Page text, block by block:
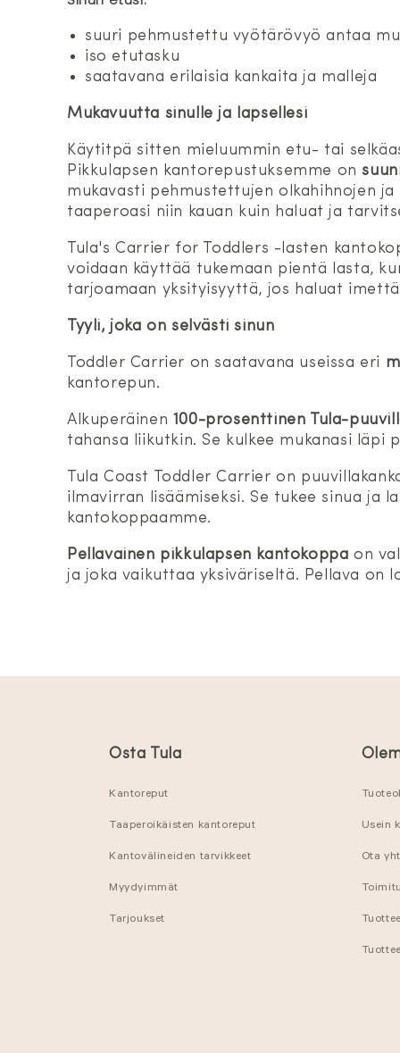
suuri pehmustettu vyötärövyö antaa
iso etutasku
saatavana erilaisia kankaita ja malleja
Mukavuutta sinulle ja lapsellesi
Käytitpä sitten mieluummin etu- tai
Pikkulapsen kantorepustuksemme on
mukavasti pehmustettujen olkahihnojen
taaperoasi niin kauan kuin haluat ja
Tula's Carrier for Toddlers -lasten
voidaan käyttää tukemaan pientä lasta,
tarjoamaan yksityisyyttä, jos haluat
Tyyli, joka on selvästi sinun
Toddler Carrier on saatavana useissa eri
kantorepun.
Alkuperäinen 100-prosenttinen Tula-
tahansa liikutkin. Se kulkee mukanasi läpi
Tula Coast Toddler Carrier on
ilmavirran lisäämiseksi. Se tukee sinua ja
kantokoppaamme.
Pellavainen pikkulapsen kantokoppa on
ja joka vaikuttaa yksiväriseltä. Pellava on
Osta Tula
Kantoreput
Taaperoikäisten kantoreput
Kantovälineiden tarvikkeet
Myydyimmät
Tarjoukset
Usein
Ota